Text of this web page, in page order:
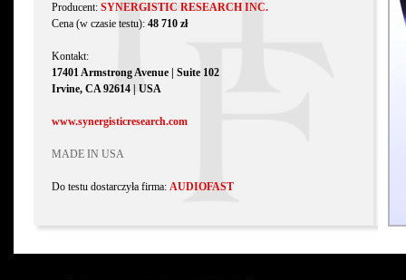
Producent: SYNERGISTIC RESEARCH INC.
Cena (w czasie testu): 48 710 zł
Kontakt:
17401 Armstrong Avenue | Suite 102
Irvine, CA 92614 | USA
www.synergisticresearch.com
MADE IN USA
Do testu dostarczyła firma: AUDIOFAST